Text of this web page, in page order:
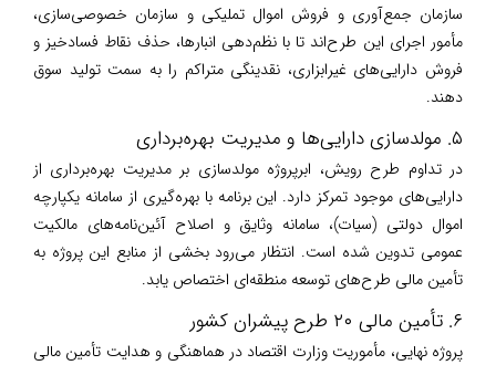
سازمان جمع‌آوری و فروش اموال تملیکی و سازمان خصوصی‌سازی،
مأمور اجرای این طرح‌اند تا با نظم‌دهی انبارها، حذف نقاط فسادخیز و
فروش دارایی‌های غیرابزاری، نقدینگی متراکم را به سمت تولید سوق
دهند.
۵. مولدسازی دارایی‌ها و مدیریت بهره‌برداری
در تداوم طرح رویش، ابرپروژه مولدسازی بر مدیریت بهره‌برداری از
دارایی‌های موجود تمرکز دارد. این برنامه با بهره‌گیری از سامانه یکپارچه
اموال دولتی (سیات)، سامانه وثایق و اصلاح آئین‌نامه‌های مالکیت
عمومی تدوین شده است. انتظار می‌رود بخشی از منابع این پروژه به
تأمین مالی طرح‌های توسعه منطقه‌ای اختصاص یابد.
۶. تأمین مالی ۲۰ طرح پیشران کشور
پروژه نهایی، مأموریت وزارت اقتصاد در هماهنگی و هدایت تأمین مالی